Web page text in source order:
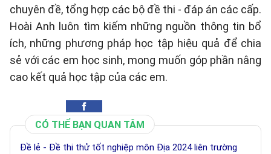
chuyên đề, tổng hợp các bộ đề thi - đáp án các cấp.
Hoài Anh luôn tìm kiếm những nguồn thông tin bổ
ích, những phương pháp học tập hiệu quả để chia
sẻ với các em học sinh, mong muốn góp phần nâng
cao kết quả học tập của các em.
CÓ THỂ BẠN QUAN TÂM
Đề lẻ - Đề thi thử tốt nghiệp môn Địa 2024 liên trường